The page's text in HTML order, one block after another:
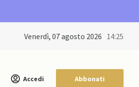
venerdì, 07 agosto 2026 14:25
Accedi Abbonati